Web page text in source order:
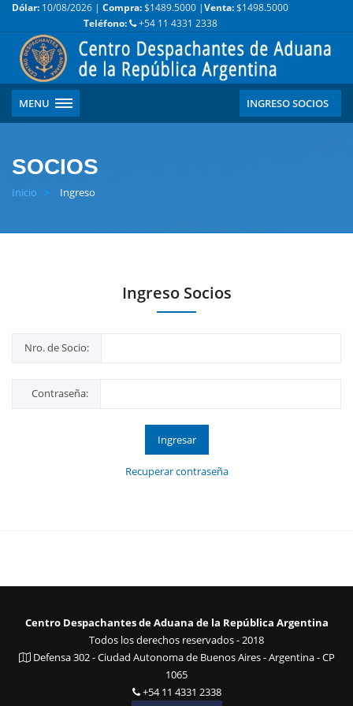
Dólar: 10/08/2026 | Compra:$1489.5000 |Venta:$1498.5000
Teléfono:
+54 11 4331 2338
MENU INGRESO SOCIOS
SOCIOS
Inicio Ingreso
Ingreso Socios
Nro. de Socio:
Contraseña:
Ingresar
Recuperar contraseña
Centro Despachantes de Aduana de la República Argentina
Todos los derechos reservados - 2018
Defensa 302 - Ciudad Autonoma de Buenos Aires - Argentina - CP
1065
+54 11 4331 2338